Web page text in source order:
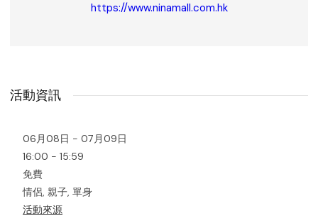
https://www.ninamall.com.hk
活動資訊
06月08日 - 07月09日
16:00 - 15:59
免費
情侶, 親子, 單身
活動來源